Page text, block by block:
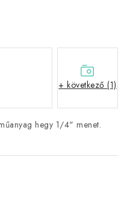
hegy 1/4" menet.
+ következő (1)